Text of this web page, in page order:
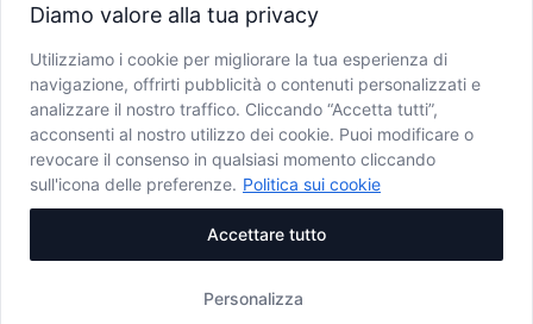
Diamo valore alla tua privacy
Utilizziamo i cookie per migliorare la tua esperienza di
navigazione, offrirti pubblicità o contenuti personalizzati e
analizzare il nostro traffico. Cliccando “Accetta tutti”,
acconsenti al nostro utilizzo dei cookie. Puoi modificare o
revocare il consenso in qualsiasi momento cliccando
sull'icona delle preferenze. Politica sui cookie
Personalizza
Accettare tutto
Copyright © JU NP Plitvička jezera, 2025.